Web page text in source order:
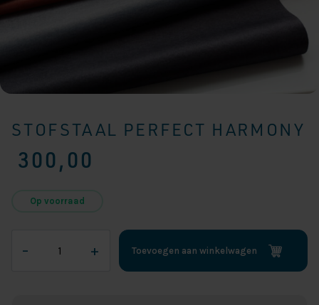
STOFSTAAL PERFECT HARMONY
300,00
Op voorraad
–
Perfect
+ Toevoegen aan winkelwagen